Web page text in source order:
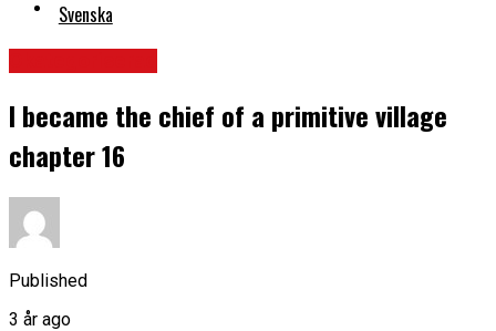
Svenska
I became the chief of a primitive village
chapter 16
Published
3 år ago